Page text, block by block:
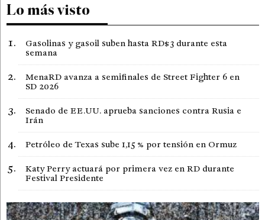
Lo más visto
Gasolinas y gasoil suben hasta RD$3 durante esta
semana
MenaRD avanza a semifinales de Street Fighter 6 en
SD 2026
Senado de EE.UU. aprueba sanciones contra Rusia e
Irán
Petróleo de Texas sube 1,15 % por tensión en Ormuz
Katy Perry actuará por primera vez en RD durante
Festival Presidente